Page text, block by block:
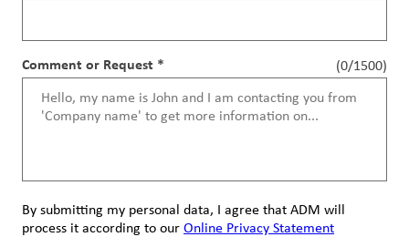
Comment or Request * (0/1500)
By submitting my personal data, I agree that ADM will
process it according to our Online Privacy Statement